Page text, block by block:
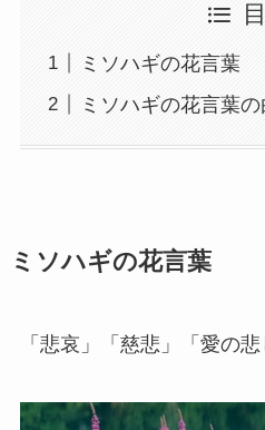
ミソハギの花言葉
ミソハギの花言葉
ミソハギの花言葉
「悲哀」「慈悲」「愛の悲